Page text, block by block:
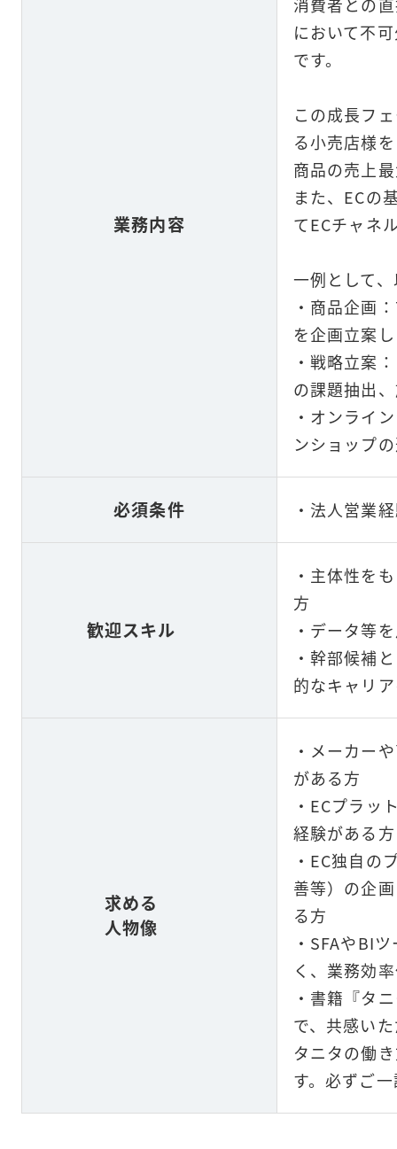
業務内容
において不
です。
この成長フ
る小売店様
商品の売上
また、ECの
てECチャネ
一例として
・商品企画
を企画立案
・戦略立案
の課題抽出
・オンライ
ンショップ
必須条件 ・法人営業
歓迎スキル
・主体性を
方
・データ等
・幹部候補
的なキャリ
求める
人物像
・メーカー
がある方
・ECプラッ
経験がある方
・EC独自の
善等）の企
る方
・SFAやBI
く、業務効
・ 書籍『タ
で、共感い
タニタの働
す。必ずご